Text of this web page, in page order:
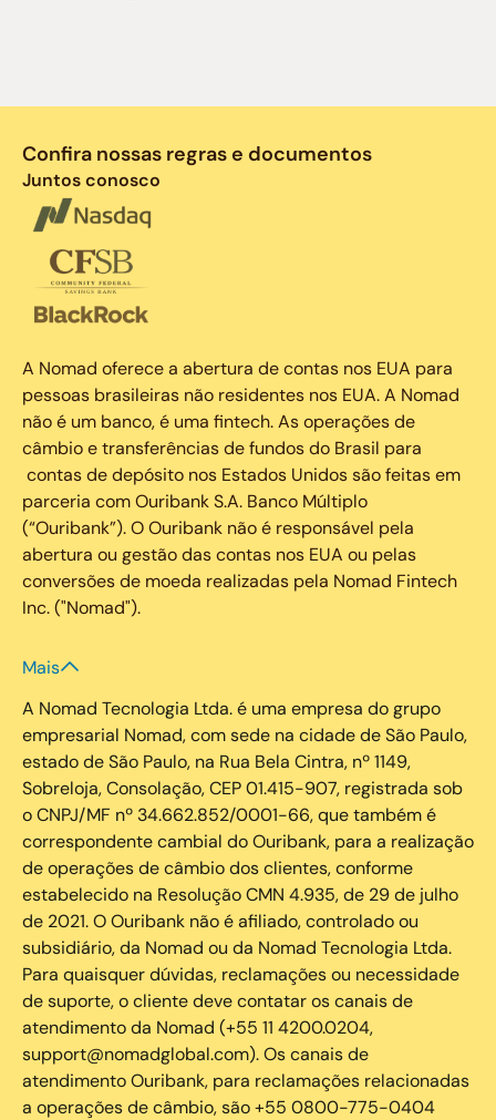
Confira nossas regras e documentos
Juntos conosco
A Nomad oferece a abertura de contas nos EUA para
pessoas brasileiras não residentes nos EUA. A Nomad
não é um banco, é uma fintech. As operações de
câmbio e transferências de fundos do Brasil para
contas de depósito nos Estados Unidos são feitas em
parceria com Ouribank S.A. Banco Múltiplo
(“Ouribank”). O Ouribank não é responsável pela
abertura ou gestão das contas nos EUA ou pelas
conversões de moeda realizadas pela Nomad Fintech
Inc. ("Nomad").
Mais
A Nomad Tecnologia Ltda. é uma empresa do grupo
empresarial Nomad, com sede na cidade de São Paulo,
estado de São Paulo, na Rua Bela Cintra, nº 1149,
Sobreloja, Consolação, CEP 01.415-907, registrada sob
o CNPJ/MF nº 34.662.852/0001-66, que também é
correspondente cambial do Ouribank, para a realização
de operações de câmbio dos clientes, conforme
estabelecido na Resolução CMN 4.935, de 29 de julho
de 2021. O Ouribank não é afiliado, controlado ou
subsidiário, da Nomad ou da Nomad Tecnologia Ltda.
Para quaisquer dúvidas, reclamações ou necessidade
de suporte, o cliente deve contatar os canais de
atendimento da Nomad (+55 11 4200.0204,
support@nomadglobal.com). Os canais de
atendimento Ouribank, para reclamações relacionadas
a operações de câmbio, são +55 0800-775-0404